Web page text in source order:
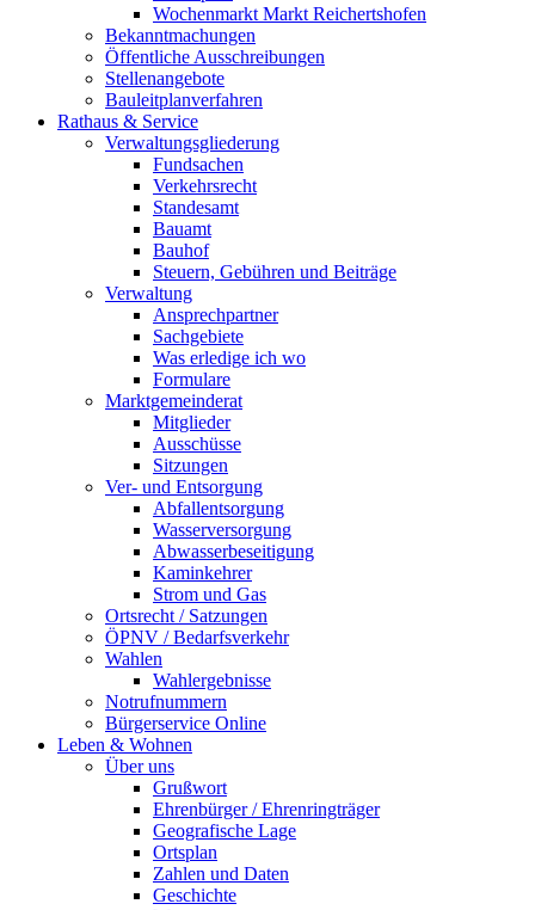
Wochenmarkt Markt Reichertshofen
Bekanntmachungen
Öffentliche Ausschreibungen
Stellenangebote
Bauleitplanverfahren
Rathaus & Service
Verwaltungsgliederung
Fundsachen
Verkehrsrecht
Standesamt
Bauamt
Bauhof
Steuern, Gebühren und Beiträge
Verwaltung
Ansprechpartner
Sachgebiete
Was erledige ich wo
Formulare
Marktgemeinderat
Mitglieder
Ausschüsse
Sitzungen
Ver- und Entsorgung
Abfallentsorgung
Wasserversorgung
Abwasserbeseitigung
Kaminkehrer
Strom und Gas
Ortsrecht / Satzungen
ÖPNV / Bedarfsverkehr
Wahlen
Wahlergebnisse
Notrufnummern
Bürgerservice Online
Leben & Wohnen
Über uns
Grußwort
Ehrenbürger / Ehrenringträger
Geografische Lage
Ortsplan
Zahlen und Daten
Geschichte